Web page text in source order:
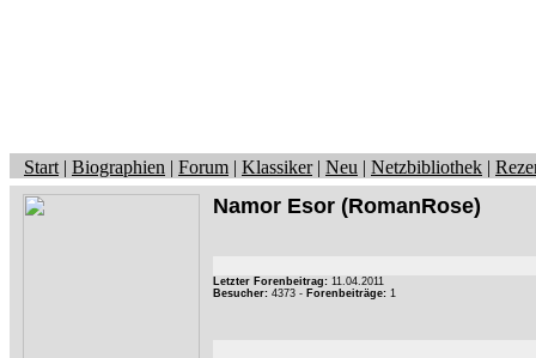
Start | Biographien | Forum | Klassiker| Neu | Netzbibliothek |
Namor Esor (RomanRose)
Letzter Forenbeitrag: 11.04.2011
Besucher: 4373 - Forenbeiträge: 1